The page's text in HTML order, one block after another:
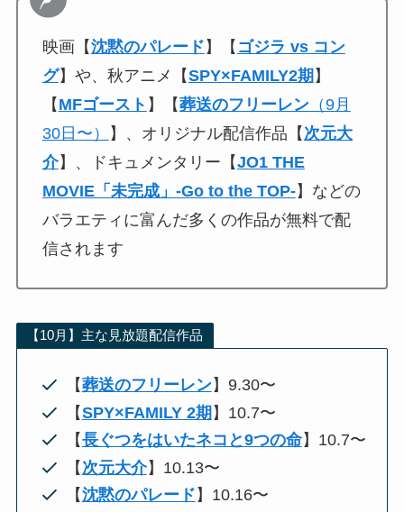
映画【沈黙のパレード 】【 ゴジラ vs コン
グ】や、秋アニメ【SPY×FAMILY2期 】
【 MFゴースト 】【葬送のフリーレン（9月
30日〜）
】、オリジナル配信作品【 次元大
介】、ドキュメンタリー【JO1 THE
MOVIE「未完成」-Go to the TOP-】などの
バラエティに富んだ多くの作品が無料で配
信されます
【10月】主な見放題配信作品
【葬送のフリーレン】9.30〜
【SPY×FAMILY 2期 】10.7〜
【長ぐつをはいたネコと9つの命】10.7〜
【 次元大介】10.13〜
【沈黙のパレード 】10.16〜